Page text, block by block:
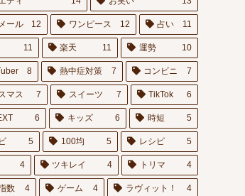
ール 12 ワンピース 12 占い 11
11 楽天 11 運勢 10
8 熱中症対策 7 コンビニ 7
マス 7 スイーツ 7 TikTok 6
6 キッズ 6 時短 5
5 100均 5 レシピ 5
4 ツキレイ 4 トリマ 4
数 4 ゲーム 4 ラヴィット！ 4